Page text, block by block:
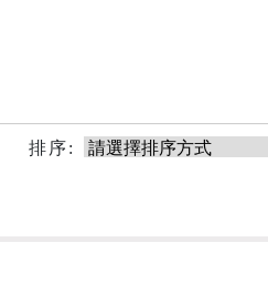
排序: